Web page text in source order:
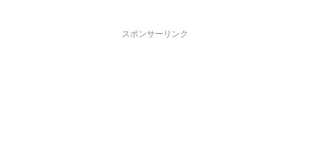
スポンサーリンク